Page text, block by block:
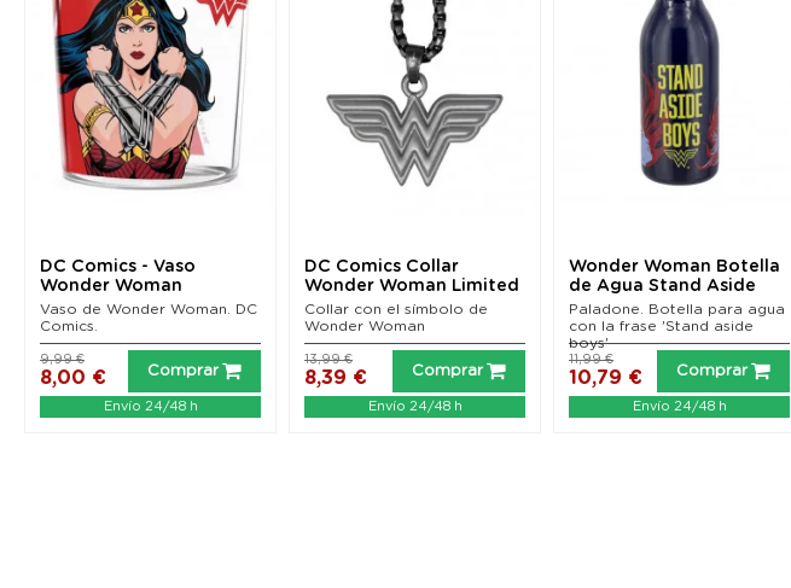
DC Comics - Vaso
Wonder Woman
Vaso de Wonder Woman. DC
Comics.
8,00 €
9,99 €
Comprar
Envío 24/48 h
DC Comics Collar
Wonder Woman Limited
Edition
Collar con el símbolo de
Wonder Woman
8,39 €
13,99 €
Comprar
Envío 24/48 h
Wonder Woman Botella
de Agua Stand Aside
Boys
Paladone. Botella para agua
con la frase 'Stand aside
boys'
10,79 €
11,99 €
Comprar
Envío 24/48 h